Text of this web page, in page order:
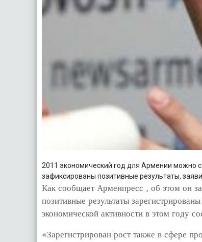
2011 экономический год для Армении можно
зафиксированы позитивные результаты,
Как сообщает Арменпресс , об этом он
позитивные результаты
экономической активности в этом году
«Зарегистрирован рост также в сфере